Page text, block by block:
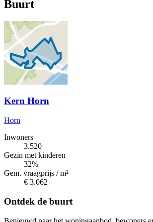
Buurt
Kern Horn
Horn
Inwoners
3.520
Gezin met kinderen
32%
Gem. vraagprijs / m²
€ 3.062
Ontdek de buurt